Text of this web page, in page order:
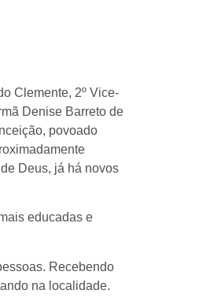
Clemente, 2º Vice-
Denise Barreto de
povoado
Deus, já há novos
educadas e
Recebendo
na localidade.